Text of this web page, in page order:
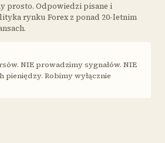
prosto. Odpowiedzi pisane i
rynku Forex z ponad 20-letnim
NIE prowadzimy sygnałów. NIE
pieniędzy. Robimy wyłącznie